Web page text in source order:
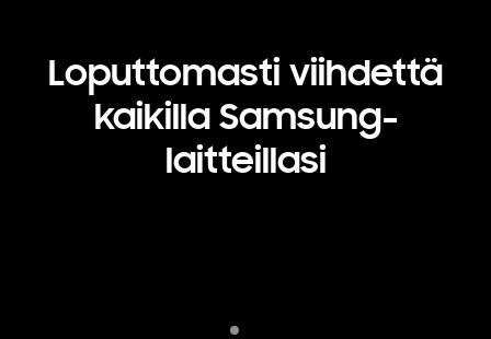
Loputtomasti viihdettä
kaikilla Samsung-
laitteillasi